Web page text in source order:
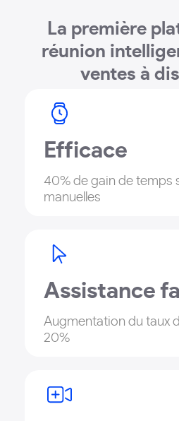
La première
réunion
ventes à
Efficace
40% de gain de temps
manuelles
Assistance
Augmentation du taux
20%